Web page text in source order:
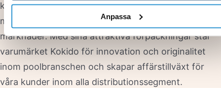
Anpassa
kvalitetskontroll. Våra produkter överensstämmer
med gällande standarder på internationella
marknader. Med sina attraktiva förpackningar står
varumärket Kokido för innovation och originalitet
inom poolbranschen och skapar affärstillväxt för
våra kunder inom alla distributionssegment.